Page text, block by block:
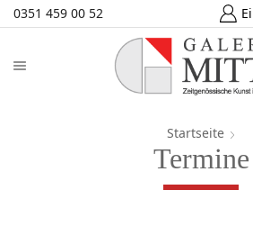
0351 459 00 52
Startseite
Termine